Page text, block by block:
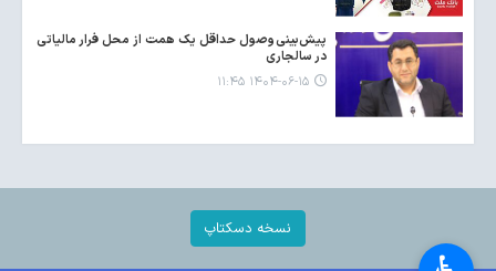
پیش‌بینی وصول حداقل یک همت از محل فرار مالیاتی
در سالجاری
۱۴۰۴-۰۶-۱۵ ۱۱:۴۵
نسخه دسکتاپ